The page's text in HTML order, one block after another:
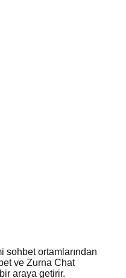
sohbet ortamlarından
ve Zurna Chat
araya getirir.